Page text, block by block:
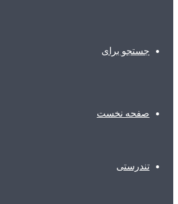
جستجو برای
صفحه نخست
تندرستی